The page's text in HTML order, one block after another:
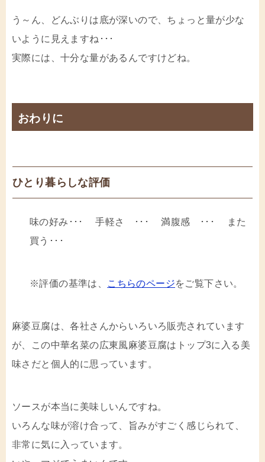
う～ん、どんぶりは底が深いので、ちょっと量が少な
いように見えますね･･･
実際には、十分な量があるんですけどね。
おわりに
ひとり暮らしな評価
味の好み･･･ 手軽さ ･･･ 満腹感 ･･･
また
買う･･･
※評価の基準は、 こちらのページをご覧下さい。
麻婆豆腐は、各社さんからいろいろ販売されています
が、この中華名菜の広東風麻婆豆腐はトップ3に入る美
味さだと個人的に思っています。
ソースが本当に美味しいんですね。
いろんな味が溶け合って、旨みがすごく感じられて、
非常に気に入っています。